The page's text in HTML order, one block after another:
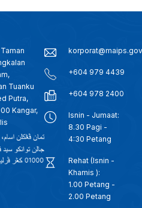
Tuanku
Putra,
Kangar,
+604 979 4439
+604 978 2400
Isnin - Jumaat:
8.30 Pagi -
4:30 Petang
Rehat (Isnin -
Khamis ):
1.00 Petang -
2.00 Petang